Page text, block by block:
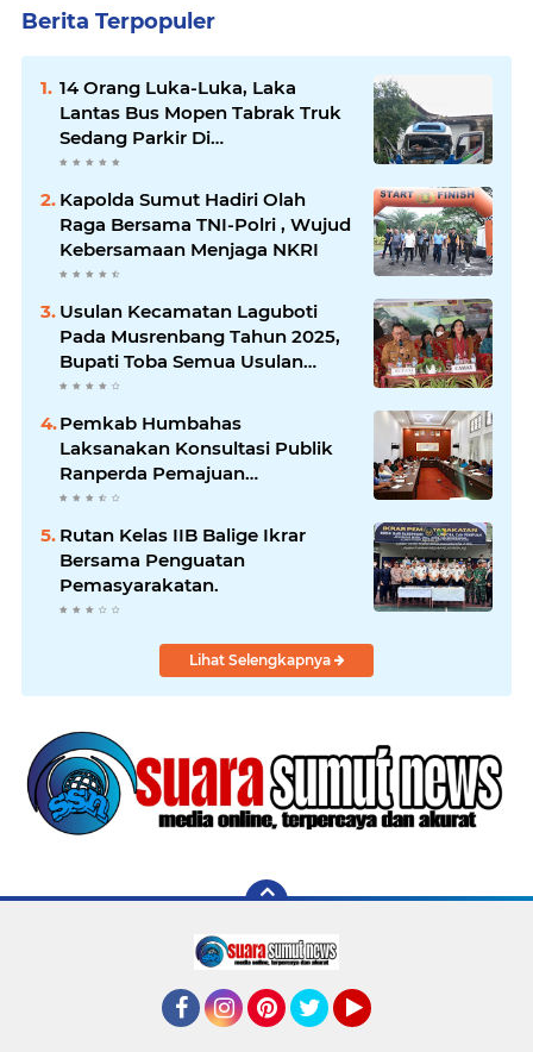
Berita Terpopuler
14 Orang Luka-Luka, Laka
Lantas Bus Mopen Tabrak Truk
Sedang Parkir Di
Siborongborong
Kapolda Sumut Hadiri Olah
Raga Bersama TNI-Polri , Wujud
Kebersamaan Menjaga NKRI
Usulan Kecamatan Laguboti
Pada Musrenbang Tahun 2025,
Bupati Toba Semua Usulan
Harus Mendukung
Pertumbuhan Pariwisata.
Pemkab Humbahas
Laksanakan Konsultasi Publik
Ranperda Pemajuan
Kebudayaan Daerah
Rutan Kelas IIB Balige Ikrar
Bersama Penguatan
Pemasyarakatan.
Lihat Selengkapnya